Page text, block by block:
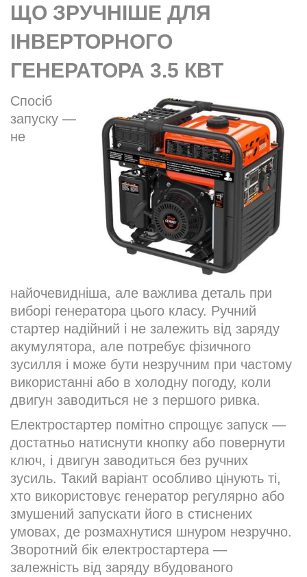
ЩО ЗРУЧНІШЕ ДЛЯ
ІНВЕРТОРНОГО
ГЕНЕРАТОРА 3.5 КВТ
Спосіб
запуску —
не
найочевидніша, але важлива деталь при
виборі генератора цього класу. Ручний
стартер надійний і не залежить від заряду
акумулятора, але потребує фізичного
зусилля і може бути незручним при частому
використанні або в холодну погоду, коли
двигун заводиться не з першого ривка.
Електростартер помітно спрощує запуск —
достатньо натиснути кнопку або повернути
ключ, і двигун заводиться без ручних
зусиль. Такий варіант особливо цінують ті,
хто використовує генератор регулярно або
змушений запускати його в стиснених
умовах, де розмахнутися шнуром незручно.
Зворотний бік електростартера —
залежність від заряду вбудованого